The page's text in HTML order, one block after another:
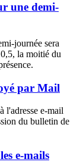
une demi-
journée sera
la moitié du
par Mail
l'adresse e-mail
du bulletin de
e-mails